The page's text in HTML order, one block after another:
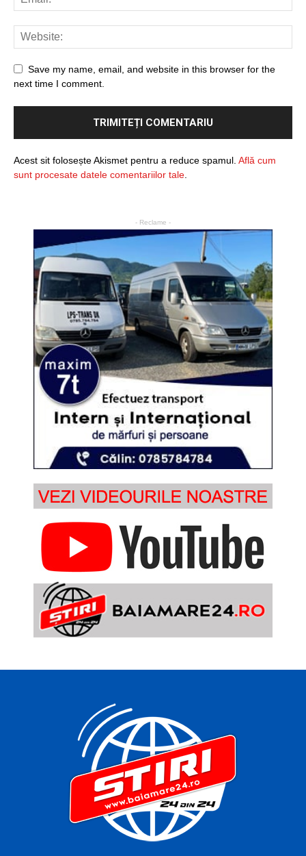
Save my name, email, and website in this browser for the
next time I comment.
Acest sit folosește Akismet pentru a reduce spamul. Află cum
sunt procesate datele comentariilor tale
- Reclame -